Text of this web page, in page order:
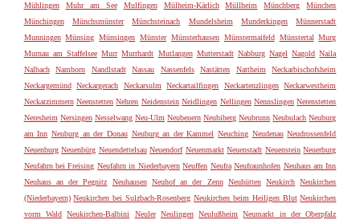
Mühlingen
Muhr am See Mulfingen Mülheim-Kärlich Müllheim Münchberg
München
Münchingen
Münchsmünster Münchsteinach Mundelsheim Munderkingen
Münnerstadt
Munningen Münsing Münsingen Münster Münsterhausen Münstermaifeld Münstertal Murg
Murnau am Staffelsee Murr Murrhardt Mutlangen Mutterstadt Nabburg Nagel Nagold Naila
Nalbach
Namborn Nandlstadt Nassau Nassenfels Nastätten Nattheim
Neckarbischofsheim
Neckargemünd Neckargerach Neckarsulm Neckartailfingen Neckartenzlingen Neckarwestheim
Neckarzimmern Neenstetten Nehren Neidenstein Neidlingen Nellingen Nennslingen Nerenstetten
Neresheim Nersingen Nesselwang Neu-Ulm Neubeuern Neubiberg Neubrunn Neubulach Neuburg
am Inn Neuburg an der Donau Neuburg an der Kammel Neuching Neudenau Neudrossenfeld
Neuenburg Neuenbürg Neuendettelsau Neuendorf Neuenmarkt Neuenstadt Neuenstein Neuerburg
Neufahrn bei Freising Neufahrn in Niederbayern Neuffen Neufra Neufraunhofen Neuhaus am Inn
Neuhaus an der Pegnitz
Neuhausen Neuhof an der Zenn Neuhütten Neukirch Neukirchen
(Niederbayern) Neukirchen bei Sulzbach-Rosenberg Neukirchen beim Heiligen Blut Neukirchen
vorm Wald Neukirchen-Balbini Neuler Neulingen Neulußheim
Neumarkt in der Oberpfalz